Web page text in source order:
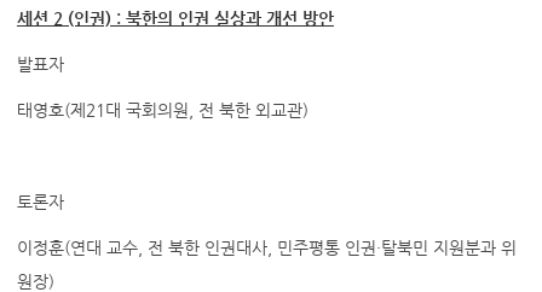
세션 2 (인권) : 북한의 인권 실상과 개선 방안
발표자
태영호(제21대 국회의원, 전 북한 외교관)
토론자
이정훈(연대 교수, 전 북한 인권대사, 민주평통 인권·탈북민 지원분과 위
원장)